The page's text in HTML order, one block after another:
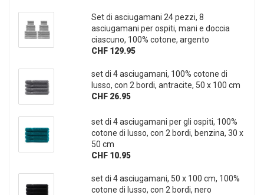
Set di asciugamani 24 pezzi, 8
asciugamani per ospiti, mani e doccia
ciascuno, 100% cotone, argento
CHF 129.95
set di 4 asciugamani, 100% cotone di
lusso, con 2 bordi, antracite, 50 x 100 cm
CHF 26.95
set di 4 asciugamani per gli ospiti, 100%
cotone di lusso, con 2 bordi, benzina, 30 x
50 cm
CHF 10.95
set di 4 asciugamani, 50 x 100 cm, 100%
cotone di lusso, con 2 bordi, nero